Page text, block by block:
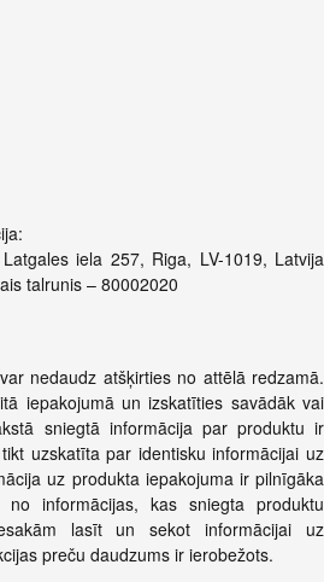
iela 257, Riga, LV-1019, Latvija
talrunis – 80002020
nedaudz atšķirties no attēlā redzamā.
iepakojumā un izskatīties savādāk vai
sniegtā informācija par produktu ir
uzskatīta par identisku informācijai uz
uz produkta iepakojuma ir pilnīgāka
informācijas, kas sniegta produktu
lasīt un sekot informācijai uz
preču daudzums ir ierobežots.